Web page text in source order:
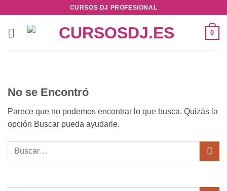
contenido
CURSOS DJ PROFESIONAL
0
No se Encontró
Parece que no podemos encontrar lo que busca. Quizás la
opción Buscar pueda ayudarle.